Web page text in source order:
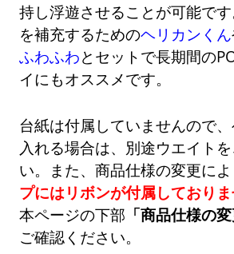
持し浮遊させることが可能で
を補充するためのヘリカンくん
ふわふわとセットで長期間の
イにもオススメです。
台紙は付属していませんので
入れる場合は、別途ウエイト
い。また、商品仕様の変更によ
プにはリボンが付属しており
本ページの下部 「商品仕様の
ご確認ください。